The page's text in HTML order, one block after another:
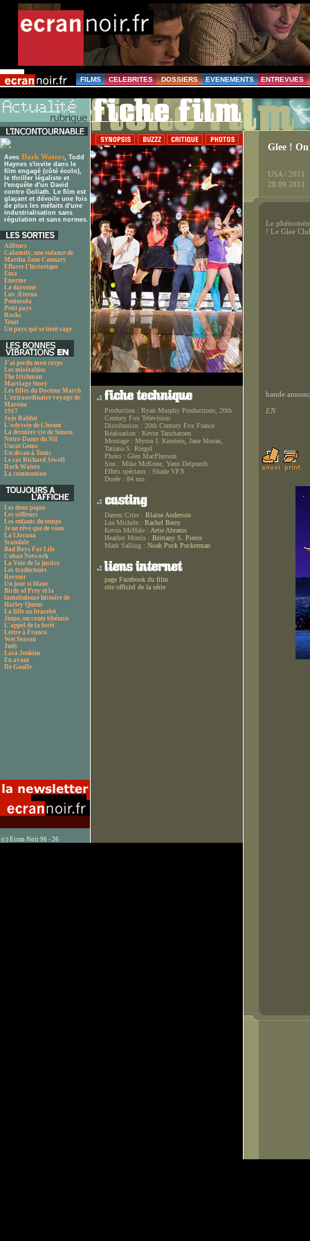
FILMS CELEBRITES DOSSIERS EVENEMENTS ENTREVUES
Avec Dark Waters, Todd
Haynes s'invite dans le
film engagé (côté écolo),
le thriller légaliste et
l'enquête d'un David
contre Goliath. Le film est
glaçant et dévoile une fois
de plus les méfaits d'une
industrialisation sans
régulation et sans normes.
Ailleurs
Calamity, une enfance de
Martha Jane Cannary
Effacer l'historique
Ema
Enorme
La daronne
Lux Æterna
Peninsula
Petit pays
Rocks
Tenet
Un pays qui se tient sage
J'ai perdu mon corps
Les misérables
The Irishman
Marriage Story
Les filles du Docteur March
L'extraordinaire voyage de
Marona
1917
Jojo Rabbit
L'odyssée de Choum
La dernière vie de Simon
Notre-Dame du Nil
Uncut Gems
Un divan à Tunis
Le cas Richard Jewell
Dark Waters
La communion
Les deux papes
Les siffleurs
Les enfants du temps
Je ne rêve que de vous
La Llorana
Scandale
Bad Boys For Life
Cuban Network
La Voie de la justice
Les traducteurs
Revenir
Un jour si blanc
Birds of Prey et la
fantabuleuse histoire de
Harley Quinn
La fille au bracelet
Jinpa, un conte tibétain
L'appel de la forêt
Lettre à Franco
Wet Season
Judy
Lara Jenkins
En avant
De Gaulle
(c) Ecran Noir 96 - 26
Production : Ryan Murphy Productions, 20th
Century Fox Television
Distribution : 20th Century Fox France
Réalisation : Kevin Tancharoen
Montage : Myron I. Kerstein, Jane Moran,
Tatiana S. Riegel
Photo : Glen MacPherson
Son : Mike McKone, Yann Delpuech
Effets spéciaux : Shade VFX
Durée : 84 mn
Darren Criss : Blaine Anderson
Lea Michele : Rachel Berry
Kevin McHale : Artie Abrams
Heather Morris : Brittany S. Pierce
Mark Salling : Noah Puck Puckerman
page Facebook du film
site officiel de la série
Glee !
USA / 2011
28.09.2011
Le
! Le Glee
bande
EN